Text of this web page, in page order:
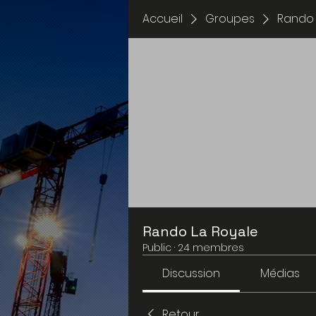
Accueil Groupes Rando
Rando La Royale
Public · 24 membres
Discussion Médias